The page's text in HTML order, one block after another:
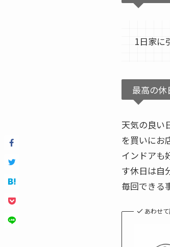
1日家に
最高の休
天気の良い
を買いにお
インドアも
す休日は自
毎回できる
あわせ